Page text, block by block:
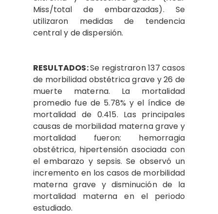
Miss/total de embarazadas). Se
utilizaron medidas de tendencia
central y de dispersión.
RESULTADOS:Se registraron 137 casos
de morbilidad obstétrica grave y 26 de
muerte materna. La mortalidad
promedio fue de 5.78% y el índice de
mortalidad de 0.415. Las principales
causas de morbilidad materna grave y
mortalidad fueron: hemorragia
obstétrica, hipertensión asociada con
el embarazo y sepsis. Se observó un
incremento en los casos de morbilidad
materna grave y disminución de la
mortalidad materna en el periodo
estudiado.